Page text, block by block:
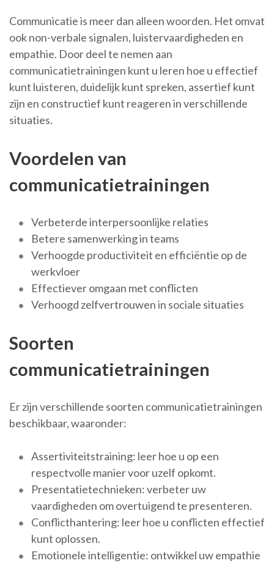
Communicatie is meer dan alleen woorden. Het omvat
ook non-verbale signalen, luistervaardigheden en
empathie. Door deel te nemen aan
communicatietrainingen kunt u leren hoe u effectief
kunt luisteren, duidelijk kunt spreken, assertief kunt
zijn en constructief kunt reageren in verschillende
situaties.
Voordelen van
communicatietrainingen
Verbeterde interpersoonlijke relaties
Betere samenwerking in teams
Verhoogde productiviteit en efficiëntie op de
werkvloer
Effectiever omgaan met conflicten
Verhoogd zelfvertrouwen in sociale situaties
Soorten
communicatietrainingen
Er zijn verschillende soorten communicatietrainingen
beschikbaar, waaronder:
Assertiviteitstraining: leer hoe u op een
respectvolle manier voor uzelf opkomt.
Presentatietechnieken: verbeter uw
vaardigheden om overtuigend te presenteren.
Conflicthantering: leer hoe u conflicten effectief
kunt oplossen.
Emotionele intelligentie: ontwikkel uw empathie